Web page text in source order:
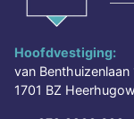
Hoofdvestiging:
van Benthuizenlaan
1701 BZ